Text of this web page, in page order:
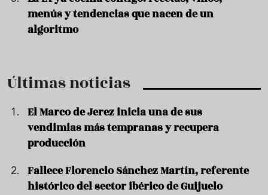
menús y tendencias que nacen de un
algoritmo
Últimas noticias
El Marco de Jerez inicia una de sus
vendimias más tempranas y recupera
producción
Fallece Florencio Sánchez Martín, referente
histórico del sector ibérico de Guijuelo